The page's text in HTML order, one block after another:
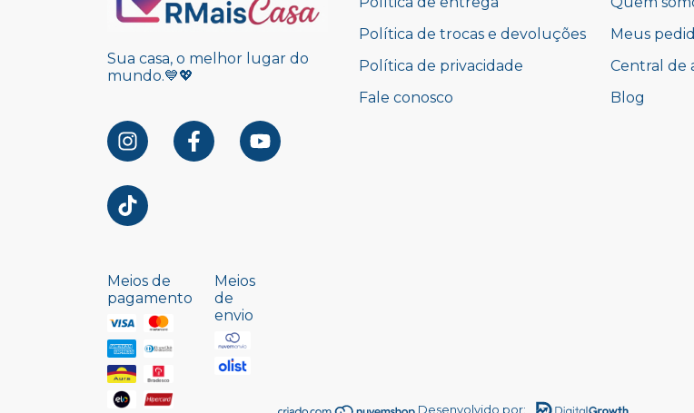
Sua casa, o melhor lugar do
mundo.💙💖
Política de trocas e devoluções
Política de privacidade
Fale conosco
Meus
Central de
Blog
Meios de
pagamento
Meios
de
envio
Desenvolvido por: